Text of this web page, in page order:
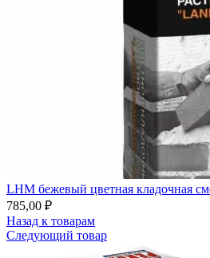
LHM бежевый цветная кладочная
785,00 ₽
Назад к товарам
Следующий товар